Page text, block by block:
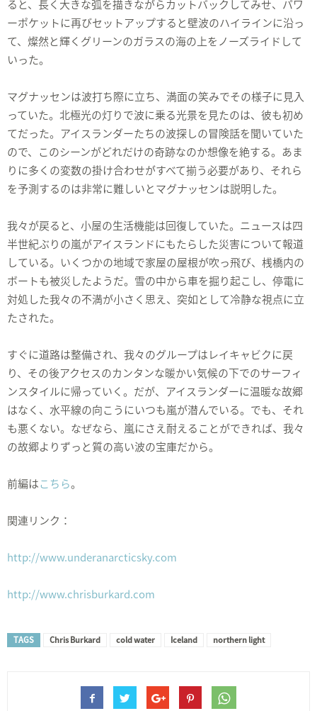
ると、長く大きな弧を描きながらカットバックしてみせ、パワ
ーポケットに再びセットアップすると壁波のハイラインに沿っ
て、燦然と輝くグリーンのガラスの海の上をノーズライドして
いった。
マグナッセンは波打ち際に立ち、満面の笑みでその様子に見入
っていた。北極光の灯りで波に乗る光景を見たのは、彼も初め
てだった。アイスランダーたちの波探しの冒険話を聞いていた
ので、このシーンがどれだけの奇跡なのか想像を絶する。あま
りに多くの変数の掛け合わせがすべて揃う必要があり、それら
を予測するのは非常に難しいとマグナッセンは説明した。
我々が戻ると、小屋の生活機能は回復していた。ニュースは四
半世紀ぶりの嵐がアイスランドにもたらした災害について報道
している。いくつかの地域で家屋の屋根が吹っ飛び、桟橋内の
ボートも被災したようだ。雪の中から車を掘り起こし、停電に
対処した我々の不満が小さく思え、突如として冷静な視点に立
たされた。
すぐに道路は整備され、我々のグループはレイキャビクに戻
り、その後アクセスのカンタンな暖かい気候の下でのサーフィ
ンスタイルに帰っていく。だが、アイスランダーに温暖な故郷
はなく、水平線の向こうにいつも嵐が潜んでいる。でも、それ
も悪くない。なぜなら、嵐にさえ耐えることができれば、我々
の故郷よりずっと質の高い波の宝庫だから。
前編はこちら。
関連リンク：
http://www.underanarcticsky.com
http://www.chrisburkard.com
TAGS Chris Burkard cold water Iceland northern light